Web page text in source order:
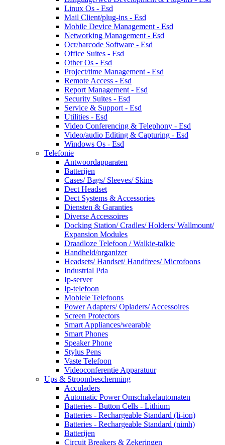
Linux Os - Esd
Mail Client/plug-ins - Esd
Mobile Device Management - Esd
Networking Management - Esd
Ocr/barcode Software - Esd
Office Suites - Esd
Other Os - Esd
Project/time Management - Esd
Remote Access - Esd
Report Management - Esd
Security Suites - Esd
Service & Support - Esd
Utilities - Esd
Video Conferencing & Telephony - Esd
Video/audio Editing & Capturing - Esd
Windows Os - Esd
Telefonie
Antwoordapparaten
Batterijen
Cases/ Bags/ Sleeves/ Skins
Dect Headset
Dect Systems & Accessories
Diensten & Garanties
Diverse Accessoires
Docking Station/ Cradles/ Holders/ Wallmount/
Expansion Modules
Draadloze Telefoon / Walkie-talkie
Handheld/organizer
Headsets/ Handset/ Handfrees/ Microfoons
Industrial Pda
Ip-server
Ip-telefoon
Mobiele Telefoons
Power Adapters/ Opladers/ Accessoires
Screen Protectors
Smart Appliances/wearable
Smart Phones
Speaker Phone
Stylus Pens
Vaste Telefoon
Videoconferentie Apparatuur
Ups & Stroombescherming
Acculaders
Automatic Power Omschakelautomaten
Batteries - Button Cells - Lithium
Batteries - Rechargeable Standard (li-ion)
Batteries - Rechargeable Standard (nimh)
Batterijen
Circuit Breakers & Zekeringen